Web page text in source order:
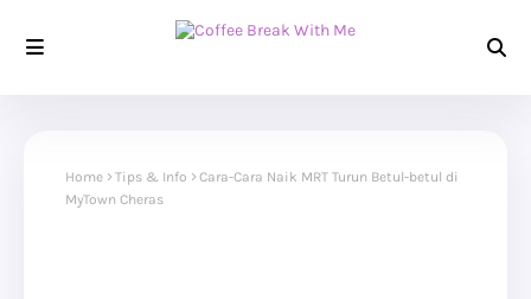
Home Tips & Info
Cara-Cara Naik MRT Turun Betul-betul di
MyTown Cheras